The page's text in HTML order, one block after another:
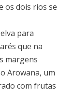
os dois rios se
para
que na
margens
Arowana, um
com frutas